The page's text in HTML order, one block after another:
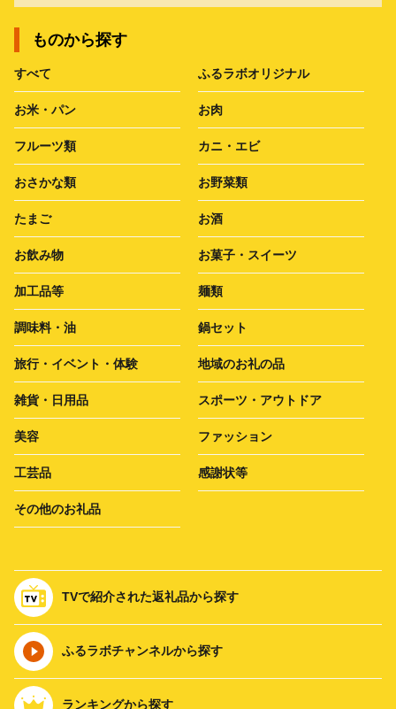
ものから探す
すべて ふるラボオリジナル
お米・パン お肉
フルーツ類 カニ・エビ
おさかな類 お野菜類
たまご お酒
お飲み物 お菓子・スイーツ
加工品等 麺類
調味料・油 鍋セット
旅行・イベント・体験 地域のお礼の品
雑貨・日用品 スポーツ・アウトドア
美容 ファッション
工芸品 感謝状等
その他のお礼品
TVで紹介された返礼品から探す
ふるラボチャンネルから探す
ランキングから探す